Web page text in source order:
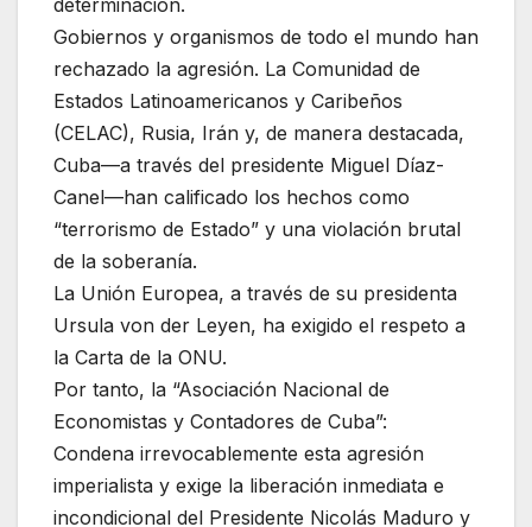
determinación.
Gobiernos y organismos de todo el mundo han
rechazado la agresión. La Comunidad de
Estados Latinoamericanos y Caribeños
(CELAC), Rusia, Irán y, de manera destacada,
Cuba—a través del presidente Miguel Díaz-
Canel—han calificado los hechos como
“terrorismo de Estado” y una violación brutal
de la soberanía.
La Unión Europea, a través de su presidenta
Ursula von der Leyen, ha exigido el respeto a
la Carta de la ONU.
Por tanto, la “Asociación Nacional de
Economistas y Contadores de Cuba”:
Condena irrevocablemente esta agresión
imperialista y exige la liberación inmediata e
incondicional del Presidente Nicolás Maduro y